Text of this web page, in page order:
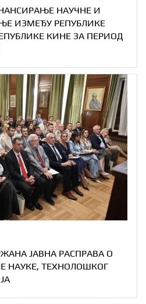
НАУЧНЕ И
ИЗМЕЂУ РЕПУБЛИКЕ
КИНЕ ЗА ПЕРИОД
ЈАВНА РАСПРАВА О
НАУКЕ, ТЕХНОЛОШКОГ